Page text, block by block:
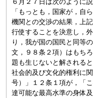
「もっとも，国家が，自
機関との交渉の結果，上
行使することを決意し，
り，我が国の国民と同等
文，９８条２項）はもち
題も生じないと解される
社会的及び文化的権利に
号）」１２条１項が，「
達可能な最高水準の身体